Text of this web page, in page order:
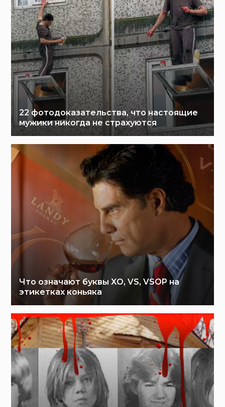
22 фотодоказательства, что настоящие
мужики никогда не страхуются
Что означают буквы XO, VS, VSOP на
этикетках коньяка